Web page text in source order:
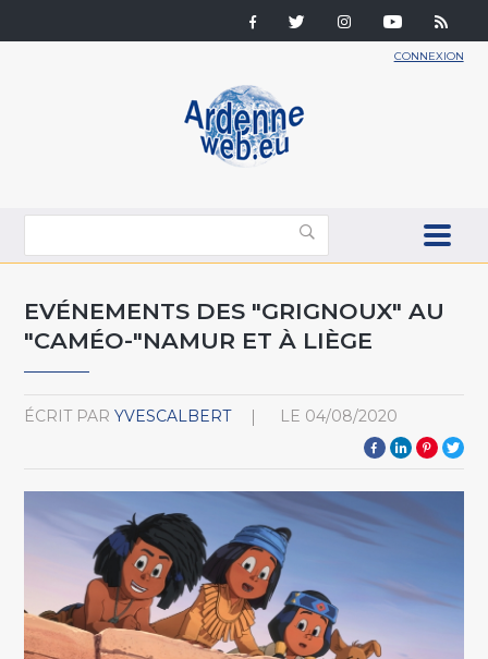
CONNEXION
EVÉNEMENTS DES "GRIGNOUX" AU
"CAMÉO-"NAMUR ET À LIÈGE
ÉCRIT PAR YVESCALBERT LE 04/08/2020